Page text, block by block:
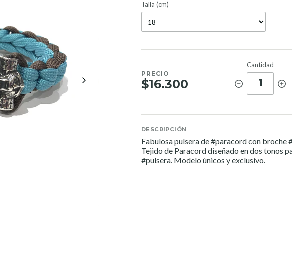
Talla (cm)
PRECIO
$16.300
Cantidad
1
DESCRIPCIÓN
Fabulosa pulsera de#paracordcon broche
Tejido de Paracord diseñado en dos tonos
#pulsera. Modelo únicos y exclusivo.